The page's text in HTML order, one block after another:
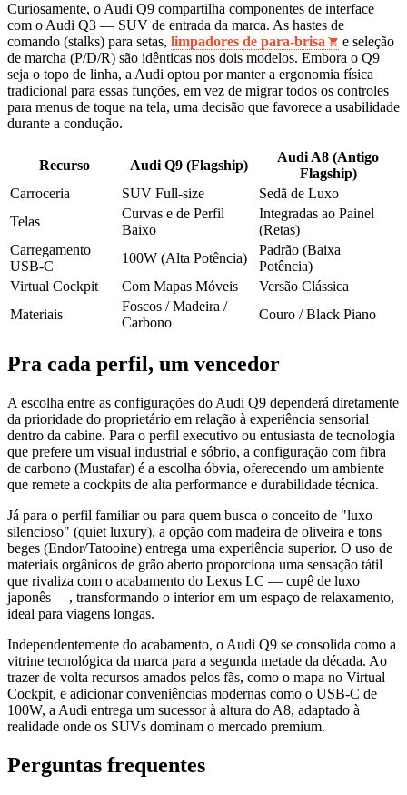
Curiosamente, o Audi Q9 compartilha componentes de interface
com o Audi Q3 — SUV de entrada da marca. As hastes de
comando (stalks) para setas, limpadores de para-brisa
e seleção
de marcha (P/D/R) são idênticas nos dois modelos. Embora o Q9
seja o topo de linha, a Audi optou por manter a ergonomia física
tradicional para essas funções, em vez de migrar todos os controles
para menus de toque na tela, uma decisão que favorece a usabilidade
durante a condução.
Recurso Audi Q9 (Flagship)
Audi A8 (Antigo
Flagship)
Carroceria
SUV Full-size
Sedã de Luxo
Telas
Curvas e de Perfil
Baixo
Integradas ao Painel
(Retas)
Carregamento
USB-C
100W (Alta Potência)
Padrão (Baixa
Potência)
Virtual Cockpit
Com Mapas Móveis
Versão Clássica
Materiais
Foscos / Madeira /
Carbono
Couro / Black Piano
Pra cada perfil, um vencedor
A escolha entre as configurações do Audi Q9 dependerá diretamente
da prioridade do proprietário em relação à experiência sensorial
dentro da cabine. Para o perfil executivo ou entusiasta de tecnologia
que prefere um visual industrial e sóbrio, a configuração com fibra
de carbono (Mustafar) é a escolha óbvia, oferecendo um ambiente
que remete a cockpits de alta performance e durabilidade técnica.
Já para o perfil familiar ou para quem busca o conceito de "luxo
silencioso" (quiet luxury), a opção com madeira de oliveira e tons
beges (Endor/Tatooine) entrega uma experiência superior. O uso de
materiais orgânicos de grão aberto proporciona uma sensação tátil
que rivaliza com o acabamento do Lexus LC — cupê de luxo
japonês —, transformando o interior em um espaço de relaxamento,
ideal para viagens longas.
Independentemente do acabamento, o Audi Q9 se consolida como a
vitrine tecnológica da marca para a segunda metade da década. Ao
trazer de volta recursos amados pelos fãs, como o mapa no Virtual
Cockpit, e adicionar conveniências modernas como o USB-C de
100W, a Audi entrega um sucessor à altura do A8, adaptado à
realidade onde os SUVs dominam o mercado premium.
Perguntas frequentes